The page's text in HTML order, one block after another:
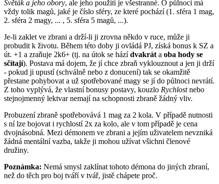
Světák a jeho obory, ale jeho použití je všestranné. O půlnoci má
vždy tolik magů, jaké je číslo sféry, ze které pochází (1. sféra 1 mag,
2. sféra 2 magy, ... , 5. sféra 5 magů, ...).
Je-li zaklet ve zbrani a drží-li ji zrovna někdo v ruce, může ji
probudit k životu. Během této doby ji ovládá PJ, získá bonus k SZ a
út. +1 a zraňuje 2k6+ (tj. na útok se házídvakrát a oba hody se
sčítají). Postava má dojem, že jí chce zbraň vyklouznout a jen ji drží
- pokud ji upustí (schválně nebo z donucení) tak se okamžitě
přestane pohybovat a už spotřebované magy se jí do půlnoci nevrátí.
Z toho vyplývá, že vlastní bonusy postavy, kouzlo Rychlostnebo
stejnojmenný lektvar nemají na schopnosti zbraně žádný vliv.
Probuzení zbraně spotřebovává 1 mag za 2 kola. V případě nutnosti
s ní lze bojovat i rychlostí 2x za kolo, ale v tom případě je cena
dvojnásobná. Mezi démonem ve zbrani a jejím uživatelem nevzniká
žádná mentální vazba, takže ji mohou užívat všichni členové
družiny.
Poznámka: Nemá smysl zaklínat tohoto démona do jiných zbraní,
než do těch pro boj tváří v tvář, jistě chápete proč.